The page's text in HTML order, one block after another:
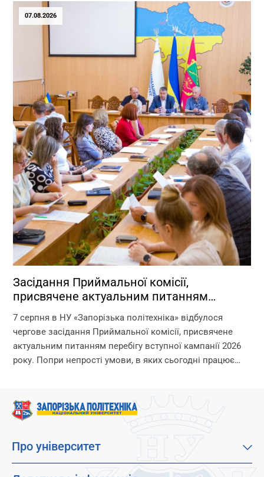
07.08.2026
Засідання Приймальної комісії,
присвячене актуальним питанням
перебігу вступної кампанії 2026 року
7 серпня в НУ «Запорізька політехніка» відбулося
чергове засідання Приймальної комісії, присвячене
актуальним питанням перебігу вступної кампанії 2026
року. Попри непрості умови, в яких сьогодні працює
Про університет
Місія, візія та цінності